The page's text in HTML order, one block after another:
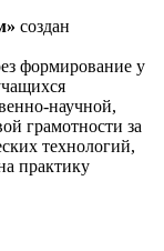
создан
формирование у
научной,
грамотности за
технологий,
практику